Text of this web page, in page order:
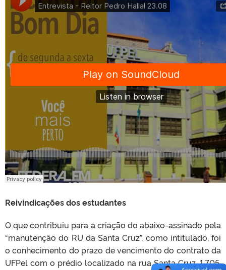
Reivindicações dos estudantes
O que contribuiu para a criação do abaixo-assinado pela
“manutenção do RU da Santa Cruz”, como intitulado, foi
o conhecimento do prazo de vencimento do contrato da
UFPel com o prédio localizado na rua Santa Cruz, 1.705,